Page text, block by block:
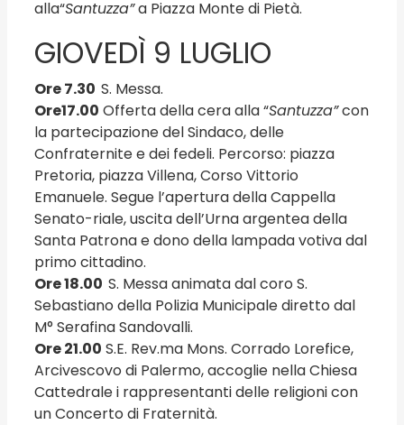
alla“Santuzza”a Piazza Monte di Pietà.
GIOVEDÌ 9 LUGLIO
Ore 7.30 S. Messa.
Ore17.00 Offerta della cera alla “Santuzza”con
la partecipazione del Sindaco, delle
Confraternite e dei fedeli. Per­corso: piazza
Pretoria, piazza Villena, Corso Vittorio
Emanuele. Segue l’apertura della Cappella
Senato-riale, uscita dell’Urna argentea della
Santa Patrona e dono della lampada votiva dal
primo cittadino.
Ore 18.00 S. Messa animata dal coro S.
Sebastiano della Polizia Municipale diretto dal
M° Serafina Sandovalli.
Ore 21.00 S.E. Rev.ma Mons. Corrado Lorefice,
Arcivescovo di Palermo, accoglie nella Chiesa
Cattedrale i rap­presentanti delle religioni con
un Concerto di Fraternità.